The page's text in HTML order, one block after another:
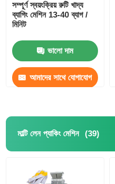
সম্পূর্ণ স্বয়ংক্রিয় রুটি খাদ্য
ব্যাগিং মেশিন 13-40 ব্যাগ /
মিনিট
ভালো দাম
আমাদের সাথে যোগাযোগ
মাল্টি লেন প্যাকিং মেশিন (39)